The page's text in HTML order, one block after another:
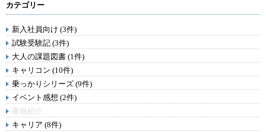
カテゴリー
新入社員向け (3件)
試験受験記 (3件)
大人の課題図書 (1件)
キャリコン (10件)
乗っかりシリーズ (9件)
イベント感想 (2件)
書籍紹介
キャリア (8件)